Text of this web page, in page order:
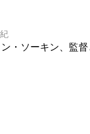
・ソーキン、監